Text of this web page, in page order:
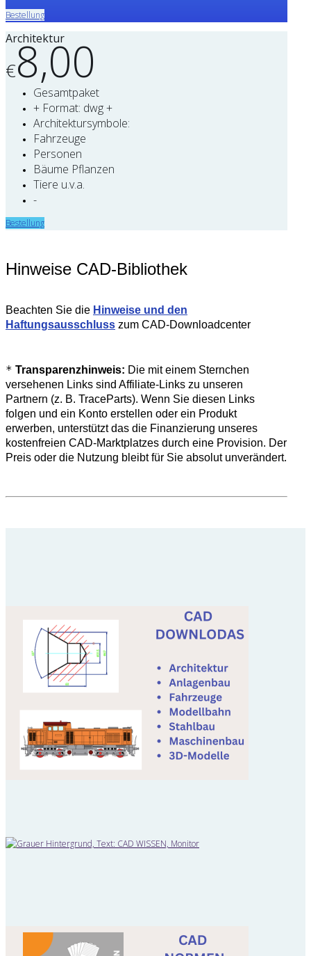
Bestellung
Architektur
€8,00
Gesamtpaket
+ Format: dwg +
Architektursymbole:
Fahrzeuge
Personen
Bäume Pflanzen
Tiere u.v.a.
-
Bestellung
Hinweise CAD-Bibliothek
Beachten Sie die Hinweise und den
Haftungsausschluss zum CAD-Downloadcenter
* Transparenzhinweis: Die mit einem Sternchen
versehenen Links sind Affiliate-Links zu unseren
Partnern (z. B. TraceParts). Wenn Sie diesen Links
folgen und ein Konto erstellen oder ein Produkt
erwerben, unterstützt das die Finanzierung unseres
kostenfreien CAD-Marktplatzes durch eine Provision. Der
Preis oder die Nutzung bleibt für Sie absolut unverändert.